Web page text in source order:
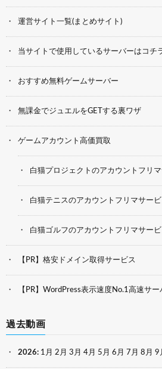
運営サイト一覧(まとめサイト)
当サイトで使用しているサーバーはコチ
おすすめ無料ゲームサーバー
無課金でジュエルをGETする裏ワザ
ゲームアカウント高価買取
白猫プロジェクトのアカウントフリ
白猫テニスのアカウントフリマサー
白猫ゴルフのアカウントフリマサー
【PR】格安ドメイン取得サービス
【PR】WordPress表示速度No.1高速サー
過去動画
2026: 1月 2月 3月 4月 5月 6月 7月 8月 9